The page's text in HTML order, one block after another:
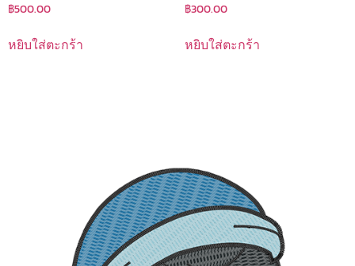
฿500.00
หยิบใส่ตะกร้า
฿300.00
หยิบใส่ตะกร้า